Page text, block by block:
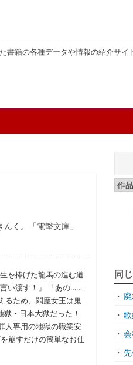
書籍の各種データや情報の紹介サイ
く。「電撃文庫」
を捧げた龍馬の進む道
い渡す！」 「あの……
ため、閻魔女王は鬼
・日本大獄だった！
人専用の地獄の職業安
崩すだけの簡単なお仕
同
・
・
・
・